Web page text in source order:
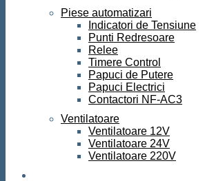
Piese automatizari
Indicatori de Tensiune
Punti Redresoare
Relee
Timere Control
Papuci de Putere
Papuci Electrici
Contactori NF-AC3
Ventilatoare
Ventilatoare 12V
Ventilatoare 24V
Ventilatoare 220V